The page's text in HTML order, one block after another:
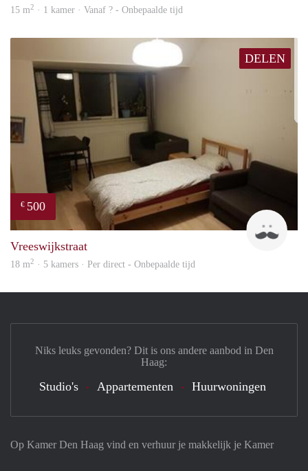
15 m2 · 1 kamer · Vanaf ? - Onbepaalde tijd
DELEN
€ 500
Vreeswijkstraat
18 m2 · 5 kamers · Per direct - Onbepaalde tijd
Op Kamer Den Haag vind en verhuur je makkelijk je Kamer
Niks leuks gevonden? Dit is ons andere aanbod in Den
Haag:
Studio's Appartementen Huurwoningen